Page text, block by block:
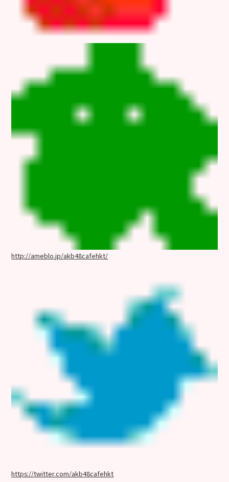
http://ameblo.jp/akb48cafehkt/
https://twitter.com/akb48cafehkt